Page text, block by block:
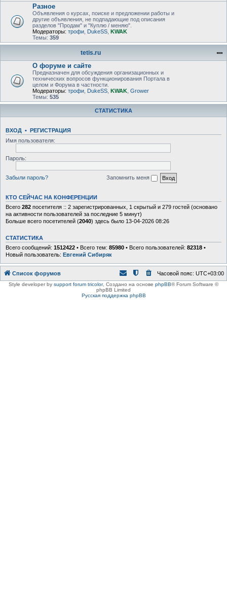
Разное
Объявления о курсах, поиске и предложении работы и
другие объявления, не подпадающие под описания
разделов "Продам" и "Куплю / меняю".
Модераторы: трофи DukeSS KWAK
Темы: 359
tetis.ru
О форуме и сайте
Предназначен для обсуждения организационных и
технических вопросов функционирования Портала в
целом и Форума в частности.
Модераторы: трофи DukeSS KWAK Grower
Темы: 535
СТАТИСТИКА
ВХОД • РЕГИСТРАЦИЯ
Имя пользователя:
Пароль:
Забыли пароль? Запомнить меня
КТО СЕЙЧАС НА КОНФЕРЕНЦИИ
Всего 282 посетителя :: 2 зарегистрированных, 1 скрытый и 279 гостей (основано
на активности пользователей за последние 5 минут)
Больше всего посетителей (2040) здесь было 13-04-2026 08:26
СТАТИСТИКА
Всего сообщений: 1512422 • Всего тем: 85980 • Всего пользователей: 82318 •
Новый пользователь: Евгений Сибиряк
Список форумов Часовой пояс: UTC+03:00
Style developer by support forum tricolor, Создано на основе phpBB® Forum Software ©
phpBB Limited
Русская поддержка phpBB